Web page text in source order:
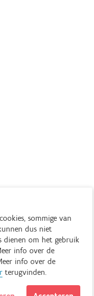
sommige van
dus niet
dienen om het gebruik
info over de
info over de
terugvinden.